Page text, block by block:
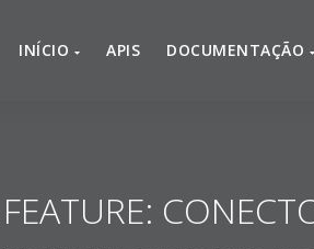
INÍCIO APIS DOCUMENTAÇÃO